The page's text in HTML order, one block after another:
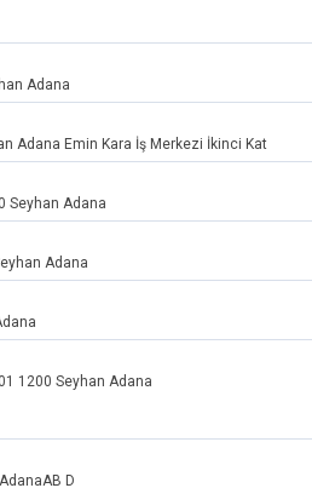
Adana
Adana Emin Kara İş Merkezi İkinci Kat
Seyhan Adana
Adana
1200 Seyhan Adana
D